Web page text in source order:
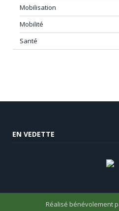
Mobilisation
Mobilité
Santé
EN VEDETTE
Réalisé bénévolement